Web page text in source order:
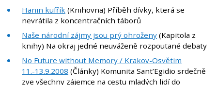
Hanin kufřík (Knihovna) Příběh dívky, která se
nevrátila z koncentračních táborů
Naše národní zájmy jsou prý ohroženy (Kapitola z
knihy) Na okraj jedné neuváženě rozpoutané debaty
No Future without Memory / Krakov-Osvětim
11.-13.9.2008 (Články) Komunita Sant’Egidio srdečně
zve všechny zájemce na cestu mladých lidí do